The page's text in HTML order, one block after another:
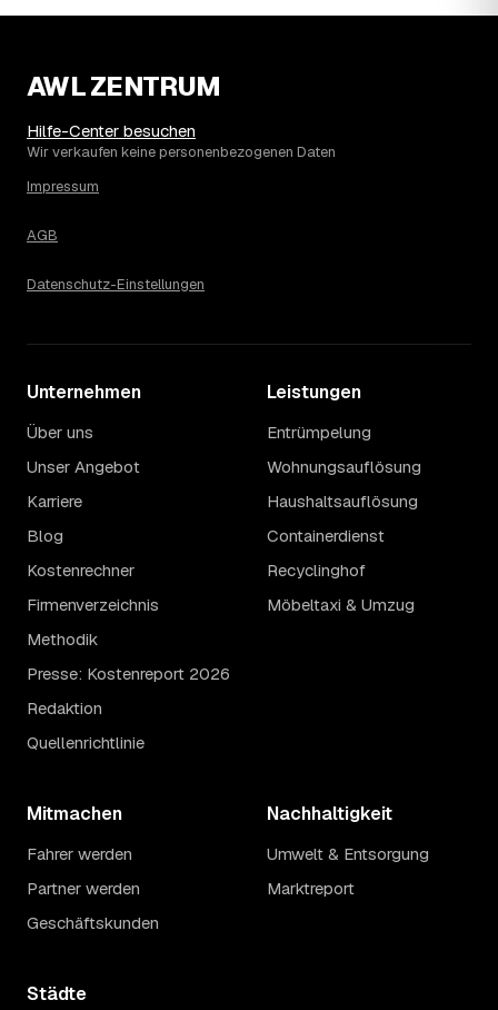
AWL ZENTRUM
Hilfe-Center besuchen
Wir verkaufen keine personenbezogenen Daten
Impressum
AGB
Datenschutz-Einstellungen
Unternehmen
Über uns
Unser Angebot
Karriere
Blog
Kostenrechner
Firmenverzeichnis
Methodik
Presse: Kostenreport 2026
Redaktion
Quellenrichtlinie
Leistungen
Entrümpelung
Wohnungsauflösung
Haushaltsauflösung
Containerdienst
Recyclinghof
Möbeltaxi & Umzug
Mitmachen
Fahrer werden
Partner werden
Geschäftskunden
Nachhaltigkeit
Umwelt & Entsorgung
Marktreport
Städte